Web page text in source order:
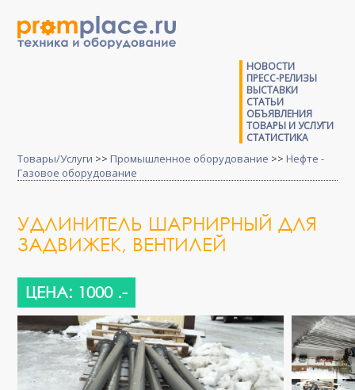
НОВОСТИ
ПРЕСС-РЕЛИЗЫ
ВЫСТАВКИ
СТАТЬИ
ОБЪЯВЛЕНИЯ
ТОВАРЫ И УСЛУГИ
СТАТИСТИКА
Товары/Услуги >> Промышленное оборудование >> Нефте -
Газовое оборудование
УДЛИНИТЕЛЬ ШАРНИРНЫЙ ДЛЯ
ЗАДВИЖЕК, ВЕНТИЛЕЙ
ЦЕНА: 1000 .-